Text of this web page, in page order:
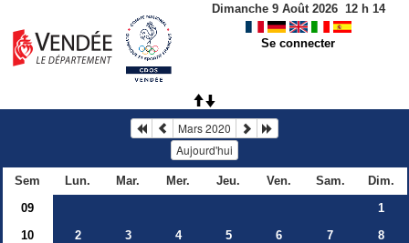
Dimanche 9 Août 2026 12h 14
Se connecter
Mars 2020
Aujourd'hui
Sem Lun. Mar. Mer. Jeu. Ven. Sam.
Dim.
09
1
10
2 3 4 5 6 7
8